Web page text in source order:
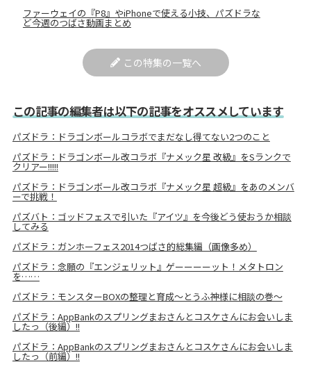
ファーウェイの『P8』やiPhoneで使える小技、パズドラな
ど今週のつばさ動画まとめ
この特集の一覧へ
この記事の編集者は以下の記事をオススメしています
パズドラ：ドラゴンボールコラボでまだなし得てない2つのこと
パズドラ：ドラゴンボール改コラボ『ナメック星 改級』をSランクで
クリアー!!!!!
パズドラ：ドラゴンボール改コラボ『ナメック星 超級』をあのメンバ
ーで挑戦！
パズバト：ゴッドフェスで引いた『アイツ』を今後どう使おうか相談
してみる
パズドラ：ガンホーフェス2014つばさ的総集編（画像多め）
パズドラ：念願の『エンジェリット』ゲーーーーット！メタトロン
を……
パズドラ：モンスターBOXの整理と育成〜とうふ神様に相談の巻〜
パズドラ：AppBankのスプリングまおさんとコスケさんにお会いしま
したっ（後編）!!
パズドラ：AppBankのスプリングまおさんとコスケさんにお会いしま
したっ（前編）!!